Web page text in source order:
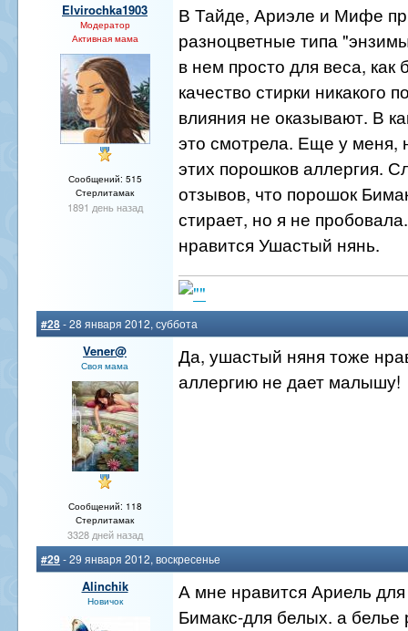
Elvirochka1903
Модератор
Активная мама
Сообщений: 515
Стерлитамак
1891 день назад
В Тайде, Ариэле и Мифе
разноцветные типа
в нем просто для веса, как
качество стирки никакого
влияния не оказывают. В
это смотрела. Еще у меня,
этих порошков аллергия.
отзывов, что порошок
стирает, но я не
нравится Ушастый нянь.
#28- 28 января 2012, суббота
Vener@
Своя мама
Сообщений: 118
Стерлитамак
3328 дней назад
Да, ушастый няня тоже
аллергию не дает малышу!
#29- 29 января 2012, воскресенье
Alinchik
Новичок
А мне нравится Ариель
Бимакс-для белых. а белье